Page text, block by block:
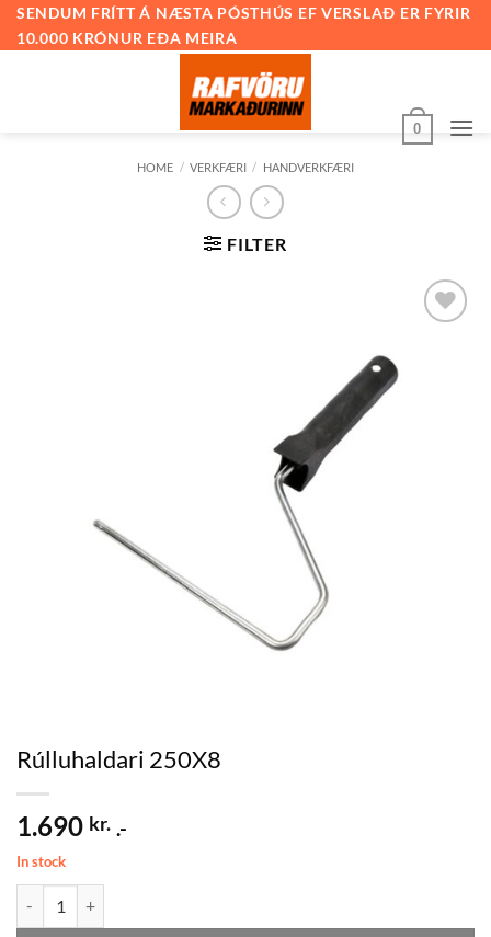
SkipSENDUM FRÍTT Á NÆSTA PÓSTHÚS EF VERSLAÐ ER FYRIR
10.000 KRÓNUR EÐA MEIRA
0
HOME / VERKFÆRI / HANDVERKFÆRI
FILTER
Rúlluhaldari 250X8
1.690 kr. .-
In stock